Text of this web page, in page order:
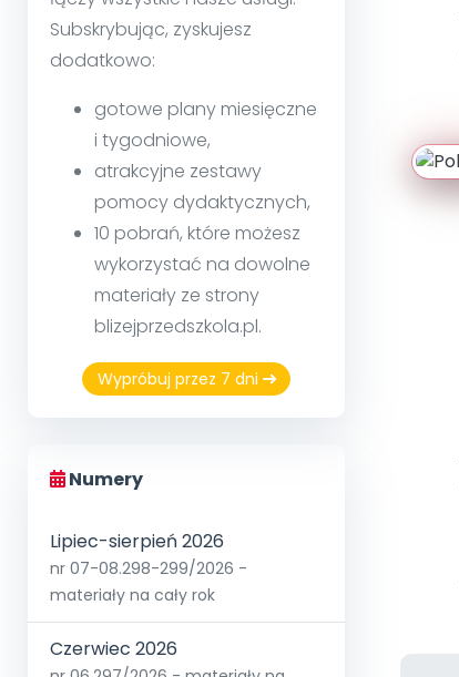
Subskrybując, zyskujesz
dodatkowo:
gotowe plany miesięczne
i tygodniowe,
atrakcyjne zestawy
pomocy dydaktycznych,
10 pobrań, które możesz
wykorzystać na dowolne
materiały ze strony
blizejprzedszkola.pl.
Wypróbuj przez 7 dni
Numery
Lipiec-sierpień 2026
nr 07-08.298-299/2026 -
materiały na cały rok
Czerwiec 2026